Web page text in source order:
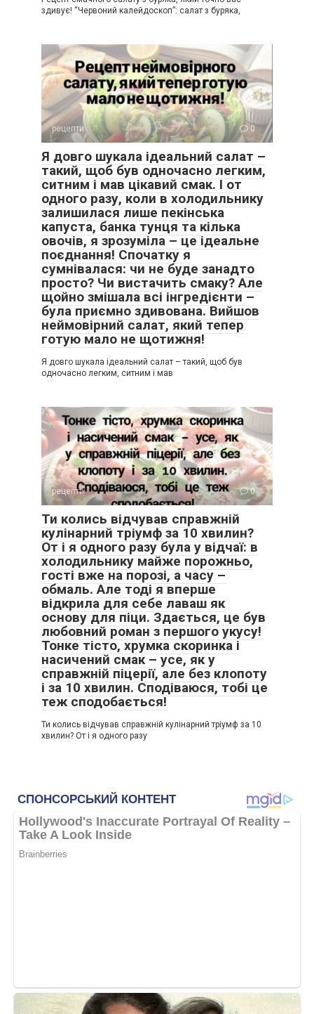
здивує! “Червоний калейдоскоп”: салат з буряка,
рецепти 0
Я довго шукала ідеальний салат –
такий, щоб був одночасно легким,
ситним і мав цікавий смак. І от
одного разу, коли в холодильнику
залишилася лише пекінська
капуста, банка тунця та кілька
овочів, я зрозуміла – це ідеальне
поєднання! Спочатку я
сумнівалася: чи не буде занадто
просто? Чи вистачить смаку? Але
щойно змішала всі інгредієнти –
була приємно здивована. Вийшов
неймовірний салат, який тепер
готую мало не щотижня!
Я довго шукала ідеальний салат – такий, щоб був
одночасно легким, ситним і мав
рецепти 0
Ти колись відчував справжній
кулінарний тріумф за 10 хвилин?
От і я одного разу була у відчаї: в
холодильнику майже порожньо,
гості вже на порозі, а часу –
обмаль. Але тоді я вперше
відкрила для себе лаваш як
основу для піци. Здається, це був
любовний роман з першого укусу!
Тонке тісто, хрумка скоринка і
насичений смак – усе, як у
справжній піцерії, але без клопоту
і за 10 хвилин. Сподіваюся, тобі це
теж сподобається!
Ти колись відчував справжній кулінарний тріумф за 10
хвилин? От і я одного разу